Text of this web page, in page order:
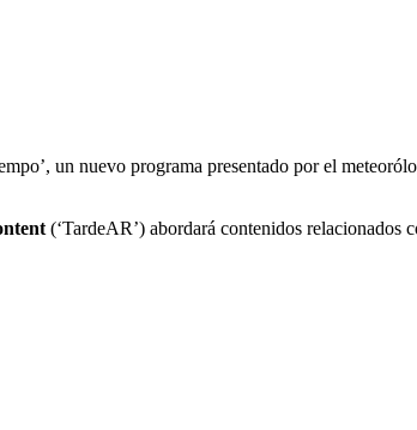
un nuevo programa presentado por el
(‘TardeAR’) abordará contenidos relacionados